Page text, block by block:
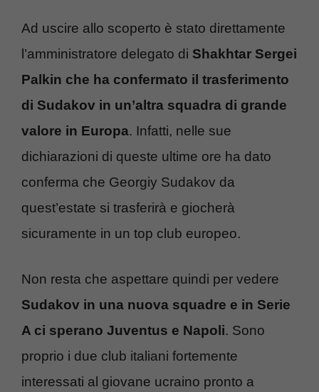
Ad uscire allo scoperto è stato direttamente
l’amministratore delegato di Shakhtar Sergei
Palkin che ha confermato il trasferimento
di Sudakov in un’altra squadra di grande
valore in Europa. Infatti, nelle sue
dichiarazioni di queste ultime ore ha dato
conferma che Georgiy Sudakov da
quest’estate si trasferirà e giocherà
sicuramente in un top club europeo.
Non resta che aspettare quindi per vedere
Sudakov in una nuova squadre e in Serie
A ci sperano Juventus e Napoli. Sono
proprio i due club italiani fortemente
interessati al giovane ucraino pronto a